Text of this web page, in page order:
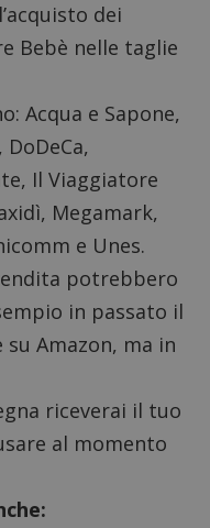
dei
Bebè nelle taglie
Acqua e Sapone,
DoDeCa,
Il Viaggiatore
Megamark,
e Unes.
potrebbero
in passato il
Amazon, ma in
riceverai il tuo
al momento